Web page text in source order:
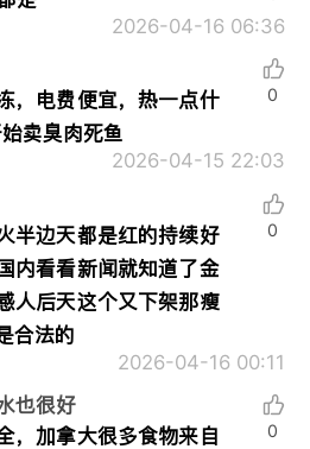
2026-04-16 06:36
，电费便宜，热一点什
卖臭肉死鱼
2026-04-15 22:03
0
半边天都是红的持续好
内看看新闻就知道了金
人后天这个又下架那瘦
合法的
2026-04-16 00:11
0
也很好
，加拿大很多食物来自
0